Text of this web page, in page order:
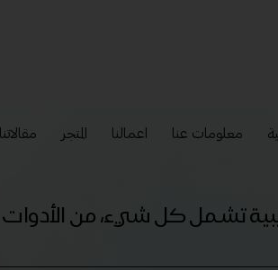
معلومات عنا اعمالنا المتجر مقالاتنا
تشمل كل شيء، من الأدوات